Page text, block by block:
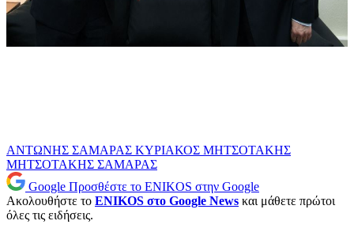
ΑΝΤΩΝΗΣ ΣΑΜΑΡΑΣ ΚΥΡΙΑΚΟΣ ΜΗΤΣΟΤΑΚΗΣ
ΜΗΤΣΟΤΑΚΗΣ ΣΑΜΑΡΑΣ
Google Προσθέστε το ENIKOS στην Google
Ακολουθήστε το ENIKOS στο Google News και μάθετε πρώτοι
όλες τις ειδήσεις.